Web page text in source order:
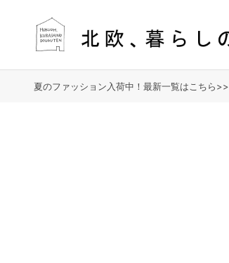
夏のファッション入荷中！最新一覧はこちら>>